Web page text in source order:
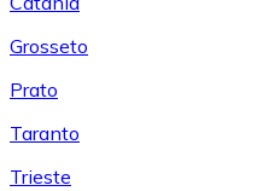
Grosseto
Prato
Taranto
Trieste